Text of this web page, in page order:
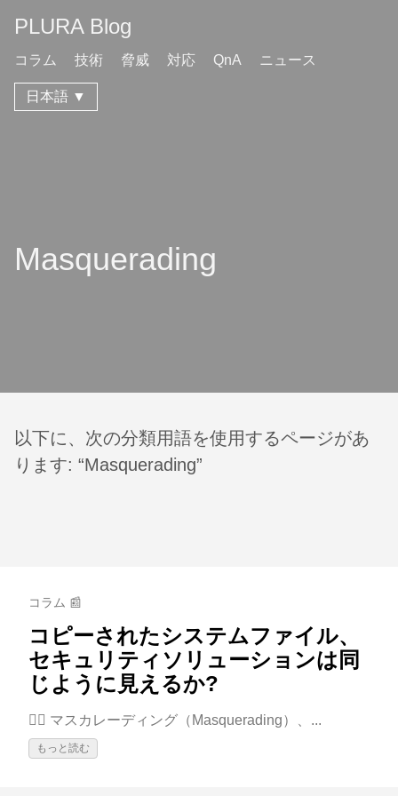
PLURA Blog
コラム 技術 脅威 対応 QnA ニュース
日本語 ▼
Masquerading
以下に、次の分類用語を使用するページがあ
ります: “Masquerading”
コラム 📰
コピーされたシステムファイル、
セキュリティソリューションは同
じように見えるか?
🕵️‍♂️ マスカレーディング（Masquerading）、...
もっと読む